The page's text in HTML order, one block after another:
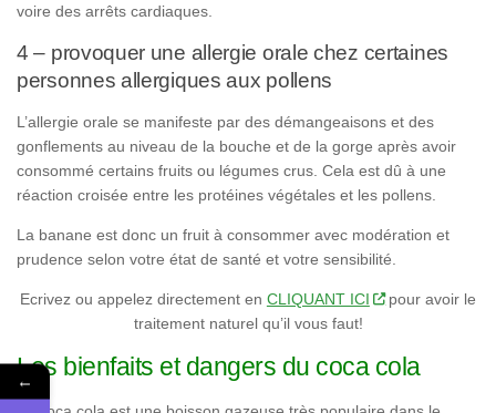
voire des arrêts cardiaques.
4 – provoquer une allergie orale chez certaines
personnes allergiques aux pollens
L’allergie orale se manifeste par des démangeaisons et des
gonflements au niveau de la bouche et de la gorge après avoir
consommé certains fruits ou légumes crus. Cela est dû à une
réaction croisée entre les protéines végétales et les pollens.
La banane est donc un fruit à consommer avec modération et
prudence selon votre état de santé et votre sensibilité.
Ecrivez ou appelez directement en CLIQUANT ICI
pour avoir le
traitement naturel qu’il vous faut!
Les bienfaits et dangers du coca cola
←